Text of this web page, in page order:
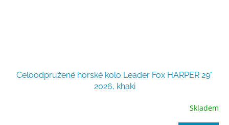
Celoodpružené horské kolo Leader Fox HARPER 29"
2026, khaki
Skladem